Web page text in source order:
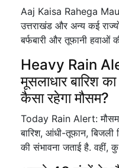
Aaj Kaisa Rahega
उत्तराखंड और अन्य कई
बर्फबारी और तूफानी हवाओं
Heavy Rain
मूसलाधार बारिश
कैसा रहेगा मौसम?
Today Rain Alert: मौसम
बारिश, आंधी-तूफान, बिजली
की संभावना जताई है. वहीं,